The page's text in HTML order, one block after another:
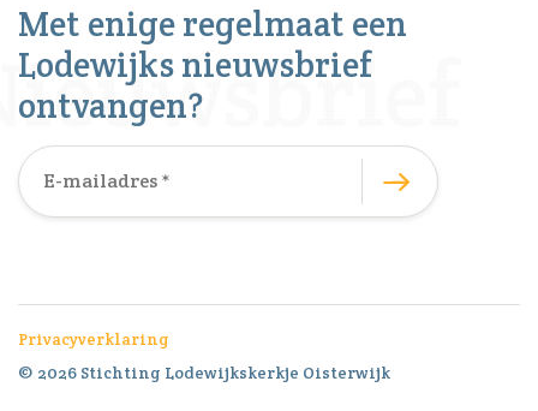
Met enige regelmaat een
Lodewijks nieuwsbrief
ontvangen?
Privacyverklaring
© 2026 Stichting Lodewijkskerkje Oisterwijk